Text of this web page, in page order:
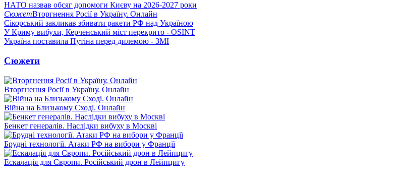
НАТО назвав обсяг допомоги Києву на 2026-2027 роки
СюжетВторгнення Росії в Україну. Онлайн
Сікорський закликав збивати ракети РФ над Україною
У Криму вибухи, Керченський міст перекрито - OSINT
Україна поставила Путіна перед дилемою - ЗМІ
Сюжети
Вторгнення Росії в Україну. Онлайн
Війна на Близькому Сході. Онлайн
Бенкет генералів. Наслідки вибуху в Москві
Брудні технології. Атаки РФ на вибори у Франції
Ескалація для Європи. Російський дрон в Лейпцигу